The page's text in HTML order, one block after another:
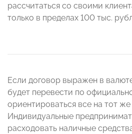
рассчитаться со своими
только в пределах 100 тыс.
Если договор выражен в
будет перевести по
ориентироваться все на тот
Индивидуальные
расходовать наличные